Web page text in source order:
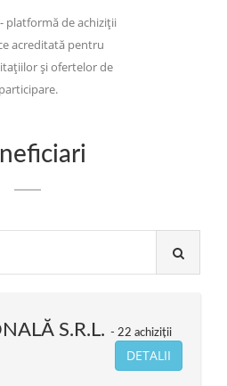
- platformă de achiziții
acreditată pentru
și ofertelor de
participare.
S.R.L.
22 achiziții
DETALII